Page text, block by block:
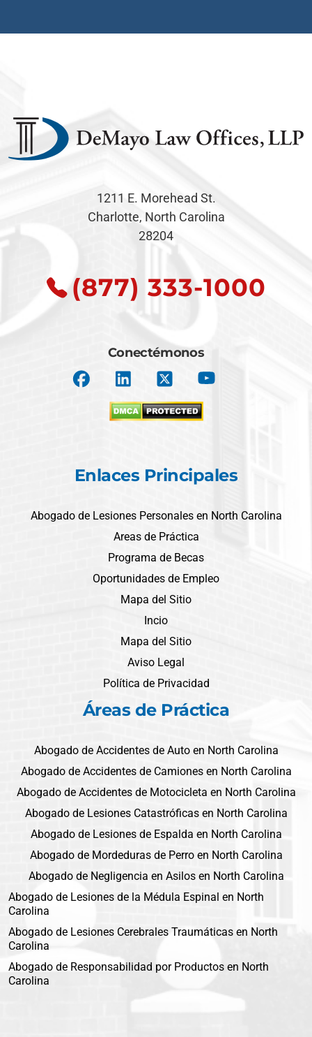
1211 E. Morehead St.
Charlotte, North Carolina
28204
(877) 333-1000
Conectémonos
Enlaces Principales
Abogado de Lesiones Personales en North Carolina
Areas de Práctica
Programa de Becas
Oportunidades de Empleo
Mapa del Sitio
Incio
Mapa del Sitio
Aviso Legal
Política de Privacidad
Áreas de Práctica
Abogado de Accidentes de Auto en North Carolina
Abogado de Accidentes de Camiones en North Carolina
Abogado de Accidentes de Motocicleta en North Carolina
Abogado de Lesiones Catastróficas en North Carolina
Abogado de Lesiones de Espalda en North Carolina
Abogado de Mordeduras de Perro en North Carolina
Abogado de Negligencia en Asilos en North Carolina
Abogado de Lesiones de la Médula Espinal en North
Carolina
Abogado de Lesiones Cerebrales Traumáticas en North
Carolina
Abogado de Responsabilidad por Productos en North
Carolina